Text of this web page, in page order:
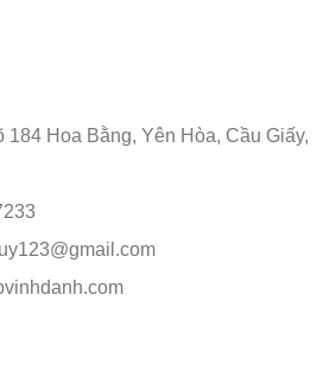
Hoa Bằng, Yên Hòa, Cầu Giấy,